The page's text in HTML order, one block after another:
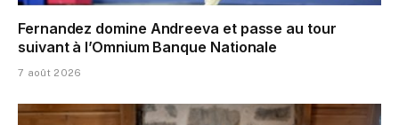
Fernandez domine Andreeva et passe au tour
suivant à l’Omnium Banque Nationale
7 août 2026